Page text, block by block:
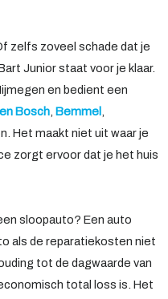
zelfs zoveel schade dat je
Junior staat voor je klaar.
en bedient een
Bosch Bemmel
Het maakt niet uit waar je
zorgt ervoor dat je het huis
sloopauto? Een auto
als de reparatiekosten niet
tot de dagwaarde van
total loss is. Het